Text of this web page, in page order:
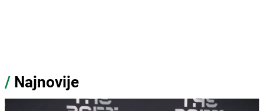
/ Najnovije